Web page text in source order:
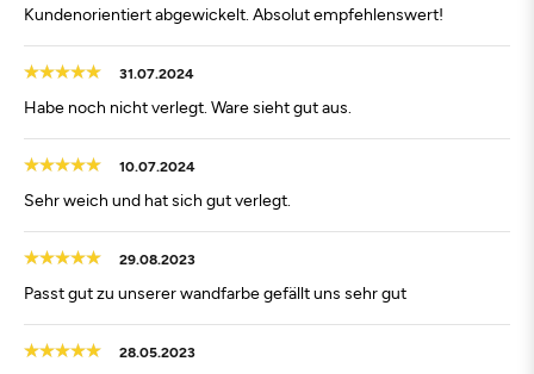
Kundenorientiert abgewickelt. Absolut empfehlenswert!
31.07.2024
Habe noch nicht verlegt. Ware sieht gut aus.
10.07.2024
Sehr weich und hat sich gut verlegt.
29.08.2023
Passt gut zu unserer wandfarbe gefällt uns sehr gut
28.05.2023